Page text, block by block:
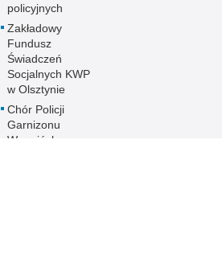
policyjnych
Zakładowy
Fundusz
Świadczeń
Socjalnych KWP
w Olsztynie
Chór Policji
Garnizonu
Warmińsko-